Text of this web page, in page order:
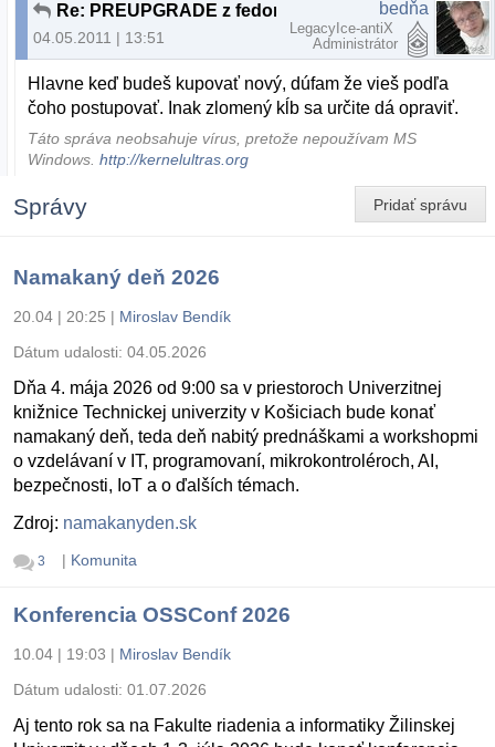
04.05.2011 | 13:51
bedňa
LegacyIce-antiX
Administrátor
Hlavne keď budeš kupovať nový, dúfam že vieš podľa
čoho postupovať. Inak zlomený kĺb sa určite dá opraviť.
Táto správa neobsahuje vírus, pretože nepoužívam MS
Windows.http://kernelultras.org
Pridať správu
Správy
Namakaný deň 2026
20.04 | 20:25 | Miroslav Bendík
Dátum udalosti: 04.05.2026
Dňa 4. mája 2026 od 9:00 sa v priestoroch Univerzitnej
knižnice Technickej univerzity v Košiciach bude konať
namakaný deň, teda deň nabitý prednáškami a workshopmi
o vzdelávaní v IT, programovaní, mikrokontroléroch, AI,
bezpečnosti, IoT a o ďalších témach.
Zdroj: namakanyden.sk
3 | Komunita
Konferencia OSSConf 2026
10.04 | 19:03 | Miroslav Bendík
Dátum udalosti: 01.07.2026
Aj tento rok sa na Fakulte riadenia a informatiky Žilinskej